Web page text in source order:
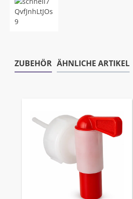
ZUBEHÖR ÄHNLICHE ARTIKEL